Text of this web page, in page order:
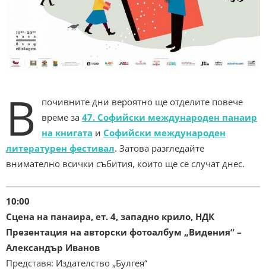
В
почивните дни вероятно ще отделите повече
време за 47. Софийски международен панаир
на книгата и Софийски международен
литературен фестивал. Затова разгледайте
внимателно всички събития, които ще се случат днес.
10:00
Сцена на панаира, ет. 4, западно крило, НДК
Презентация на авторски фотоалбум „Видения“ –
Александър Иванов
Представя: Издателство „Булгея“